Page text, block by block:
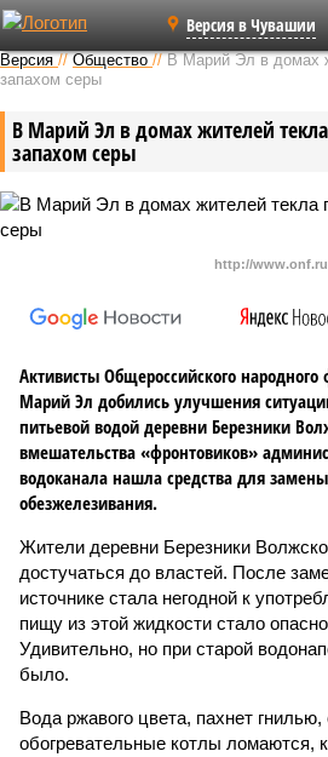
Версия в Чувашии
Версия //Общество //В Марий Эл в домах
запахом серы
В Марий Эл в домах жителей
запахом серы
http://www.onf.ru
Активисты Общероссийского народного
Марий Эл добились улучшения
питьевой водой деревни Березники
вмешательства «фронтовиков»
водоканала нашла средства для
обезжелезивания.
Жители деревни Березники
достучаться до властей. После
источнике стала негодной к
пищу из этой жидкости стало
Удивительно, но при старой
было.
Вода ржавого цвета, пахнет
обогревательные котлы ломаются,